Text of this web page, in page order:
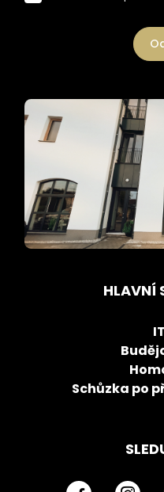
HLAVNÍ
Schůzka po